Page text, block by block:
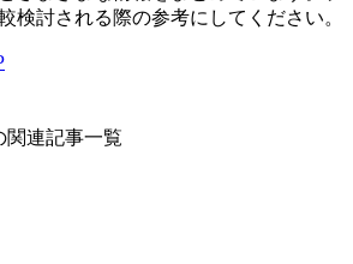
検討される際の参考にしてください。
関連記事一覧